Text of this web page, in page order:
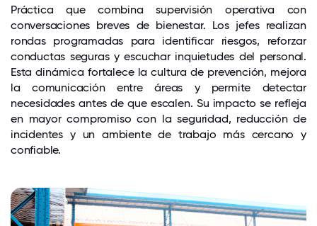
Práctica que combina supervisión operativa con
conversaciones breves de bienestar. Los jefes realizan
rondas programadas para identificar riesgos, reforzar
conductas seguras y escuchar inquietudes del personal.
Esta dinámica fortalece la cultura de prevención, mejora
la comunicación entre áreas y permite detectar
necesidades antes de que escalen. Su impacto se refleja
en mayor compromiso con la seguridad, reducción de
incidentes y un ambiente de trabajo más cercano y
confiable.